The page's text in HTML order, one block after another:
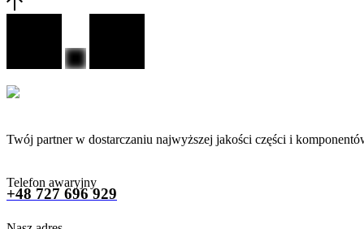
Twój partner w dostarczaniu najwyższej jakości części i
Telefon awaryjny
+48 727 696 929